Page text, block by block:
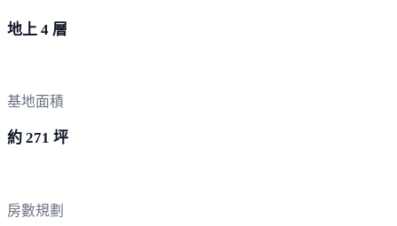
地上 4 層
基地面積
約 271 坪
房數規劃